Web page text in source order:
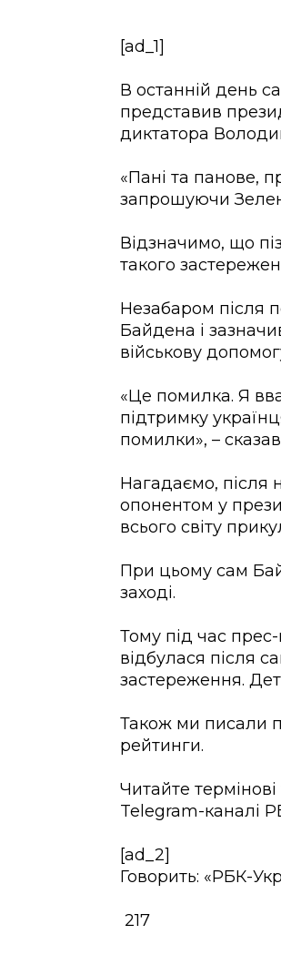
[ad_1]
В останній день
представив
диктатора
«Пані та панове,
запрошуючи
Відзначимо, що
такого
Незабаром після
Байдена і
військову
«Це помилка. Я
підтримку
помилки», –
Нагадаємо, після
опонентом у
всього світу
При цьому сам
заході.
Тому під час
відбулася після
застереження.
Також ми писали
рейтинги.
Читайте
Telegram-каналі
[ad_2]
Говорить: «РБК-
217